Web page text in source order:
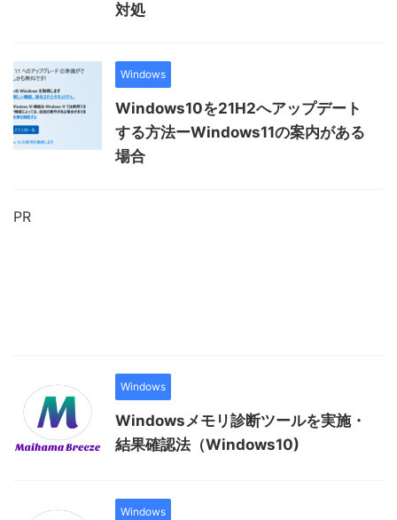
対処
Windows
Windows10を21H2へアップデート
する方法ーWindows11の案内がある
場合
PR
Windows
Windowsメモリ診断ツールを実施・
結果確認法（Windows10)
Windows